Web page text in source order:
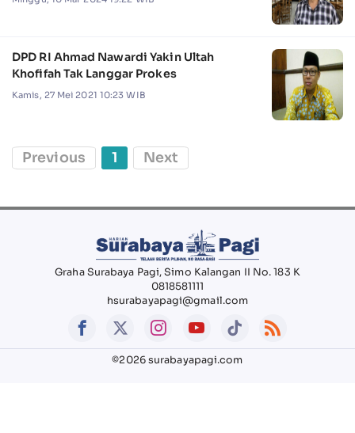
DPD RI Ahmad Nawardi Yakin Ultah
Khofifah Tak Langgar Prokes
Kamis, 27 Mei 2021 10:23 WIB
Previous 1 Next
Graha Surabaya Pagi, Simo Kalangan II No. 183 K
0818581111
hsurabayapagi@gmail.com
©2026 surabayapagi.com